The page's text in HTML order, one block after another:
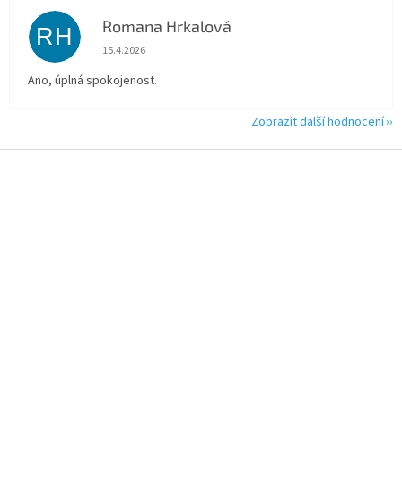
RH Romana Hrkalová
Hodnocení obchodu je 5 z 5 hvězdiček.
15.4.2026
Ano, úplná spokojenost.
Zobrazit další hodnocení